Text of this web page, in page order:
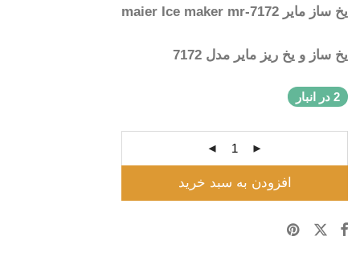
یخ ساز مایر maier Ice maker mr-7172
یخ ساز و یخ ریز مایر مدل 7172
2 در انبار
افزودن به سبد خرید